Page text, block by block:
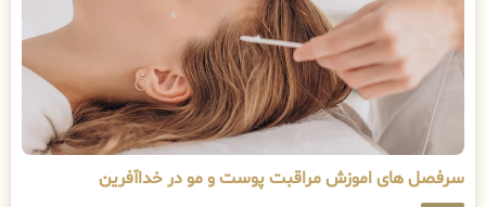
سرفصل های اموزش مراقبت پوست و مو در خداآفرین